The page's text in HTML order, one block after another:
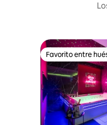
Favorito entre
Favorito entre